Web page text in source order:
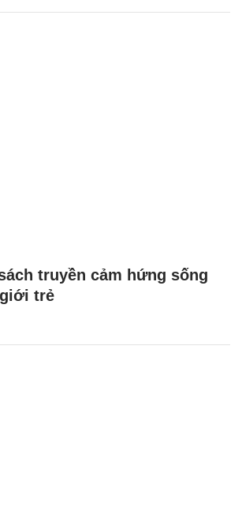
truyền cảm hứng sống
trẻ